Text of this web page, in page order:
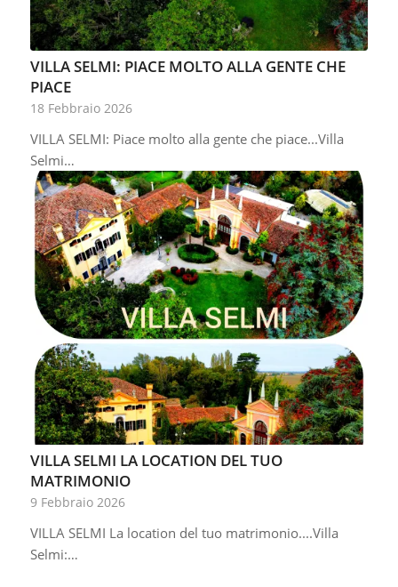
VILLA SELMI: PIACE MOLTO ALLA GENTE CHE
PIACE
18 Febbraio 2026
VILLA SELMI: Piace molto alla gente che piace...Villa
Selmi…
VILLA SELMI LA LOCATION DEL TUO
MATRIMONIO
9 Febbraio 2026
VILLA SELMI La location del tuo matrimonio....​Villa
Selmi:…